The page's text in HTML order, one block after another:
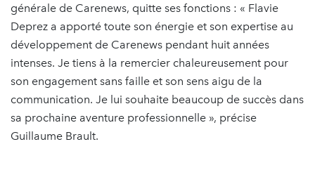
générale de Carenews, quitte ses fonctions : « Flavie
Deprez a apporté toute son énergie et son expertise au
développement de Carenews pendant huit années
intenses. Je tiens à la remercier chaleureusement pour
son engagement sans faille et son sens aigu de la
communication. Je lui souhaite beaucoup de succès dans
sa prochaine aventure professionnelle », précise
Guillaume Brault.